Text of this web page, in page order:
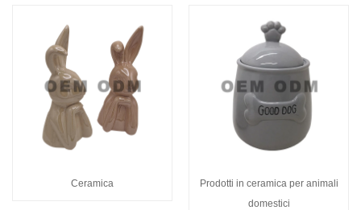
Ceramica
Prodotti in ceramica per animali
domestici